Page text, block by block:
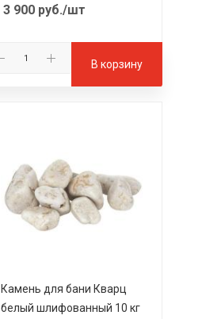
3 900руб./шт
В корзину
Камень для бани Кварц
белый шлифованный 10 кг